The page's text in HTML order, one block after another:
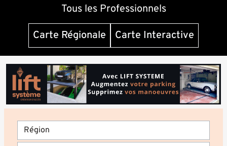
Tous les Professionnels
Carte Régionale
Carte Interactive